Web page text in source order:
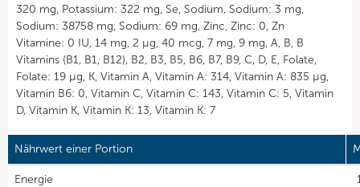
320 mg, Potassium: 322 mg, Se, Sodium, Sodium: 3 mg,
Sodium: 38758 mg, Sodium: 69 mg, Zinc, Zinc: 0, Zn
Vitamine: 0 IU, 14 mg, 2 µg, 40 mcg, 7 mg, 9 mg, A, B, B
Vitamins (B1, B1, B12), B2, B3, B5, B6, B7, B9, C, D, E, Folate,
Folate: 19 µg, K, Vitamin A, Vitamin A: 314, Vitamin A: 835 µg,
Vitamin B6: 0, Vitamin C, Vitamin C: 143, Vitamin C: 5, Vitamin
D, Vitamin K, Vitamin K: 13, Vitamin K: 7
Nährwert einer Portion
Energie